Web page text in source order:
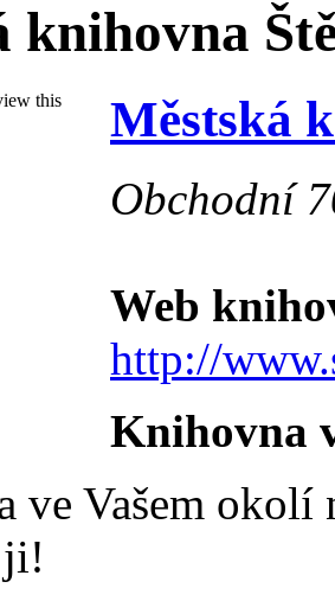
knihovna
this
Městská
Obchodní
Web
http://
Knihovna
ve Vašem okolí